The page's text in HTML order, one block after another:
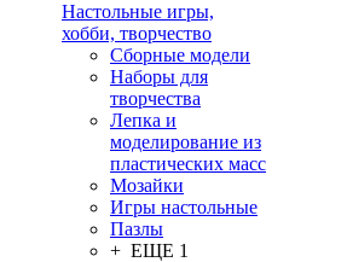
Настольные игры,
хобби, творчество
Сборные модели
Наборы для
творчества
Лепка и
моделирование из
пластических масс
Мозайки
Игры настольные
Пазлы
+ ЕЩЕ 1